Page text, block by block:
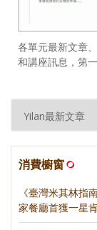
各單元最新文章
和講座訊息，第
消費櫥窗
《臺灣米其林指
家餐廳首獲一星